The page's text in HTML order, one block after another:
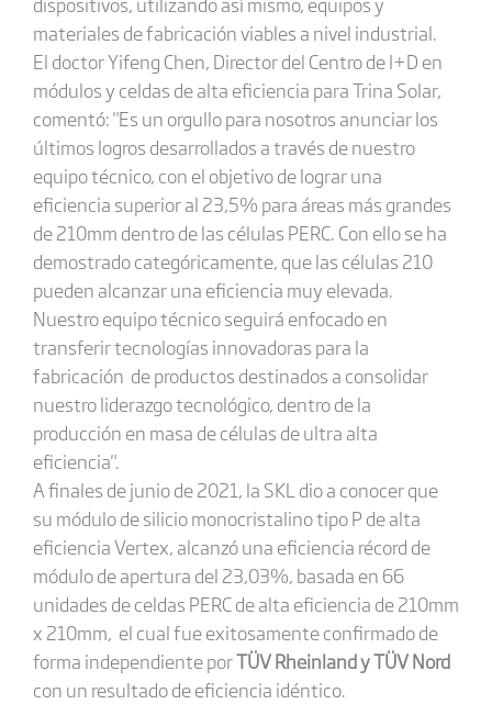
materiales de fabricación viables a nivel industrial.
El doctor Yifeng Chen, Director del Centro de I+D en
módulos y celdas de alta eficiencia para Trina Solar,
comentó: "Es un orgullo para nosotros anunciar los
últimos logros desarrollados a través de nuestro
equipo técnico, con el objetivo de lograr una
eficiencia superior al 23,5% para áreas más grandes
de 210mm dentro de las células PERC. Con ello se ha
demostrado categóricamente, que las células 210
pueden alcanzar una eficiencia muy elevada.
Nuestro equipo técnico seguirá enfocado en
transferir tecnologías innovadoras para la
fabricación de productos destinados a consolidar
nuestro liderazgo tecnológico, dentro de la
producción en masa de células de ultra alta
eficiencia".
A finales de junio de 2021, la SKL dio a conocer que
su módulo de silicio monocristalino tipo P de alta
eficiencia Vertex, alcanzó una eficiencia récord de
módulo de apertura del 23,03%, basada en 66
unidades de celdas PERC de alta eficiencia de 210mm
x 210mm, el cual fue exitosamente confirmado de
forma independiente porTÜV Rheinland y TÜV Nord
con un resultado de eficiencia idéntico.